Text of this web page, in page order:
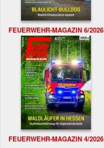
FEUERWEHR-MAGAZIN 6/2026
FEUERWEHR-MAGAZIN 4/2026